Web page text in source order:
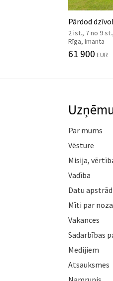
Pārdod
2 ist., 7 no 9
Rīga, Imanta
61 900 EUR
Par mums
Vēsture
Misija,
Vadība
Datu
Mīti par
Vakances
Sadarbības
Medijiem
Atsauksmes